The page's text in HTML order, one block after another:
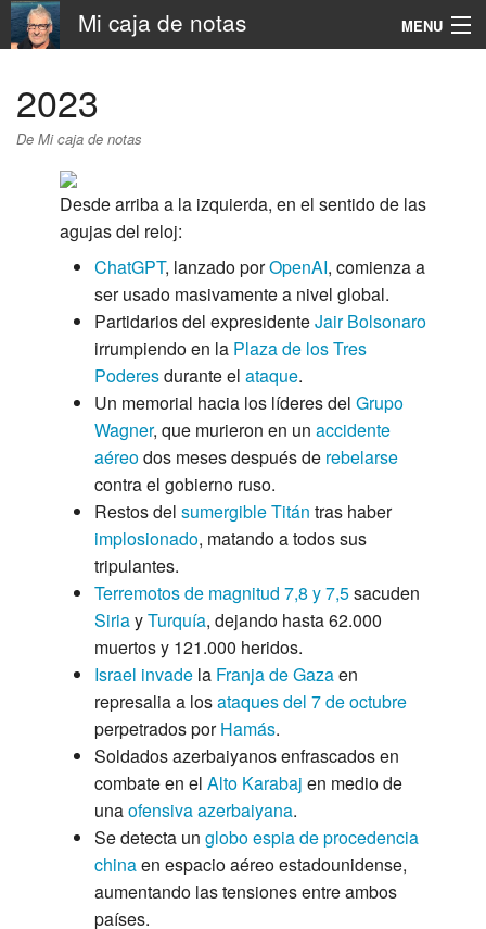
Mi caja de notas MENU
2023
De Mi caja de notas
Desde arriba a la izquierda, en el sentido de las
agujas del reloj:
ChatGPT, lanzado porOpenAI, comienza a
ser usado masivamente a nivel global.
Partidarios del expresidenteJair Bolsonaro
irrumpiendo en la Plaza de los Tres
Poderesdurante el ataque.
Un memorial hacia los líderes del Grupo
Wagner, que murieron en un accidente
aéreodos meses después de rebelarse
contra el gobierno ruso.
Restos del sumergible Titán tras haber
implosionado, matando a todos sus
tripulantes.
Terremotos de magnitud 7,8 y 7,5sacuden
SiriayTurquía, dejando hasta 62.000
muertos y 121.000 heridos.
Israel invade la Franja de Gazaen
represalia a losataques del 7 de octubre
perpetrados porHamás.
Soldados azerbaiyanos enfrascados en
combate en el Alto Karabaj en medio de
unaofensiva azerbaiyana.
Se detecta un globo espia de procedencia
chinaen espacio aéreo estadounidense,
aumentando las tensiones entre ambos
países.